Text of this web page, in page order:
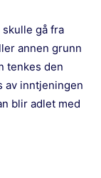
gå fra
annen grunn
tenkes den
av inntjeningen
blir adlet med